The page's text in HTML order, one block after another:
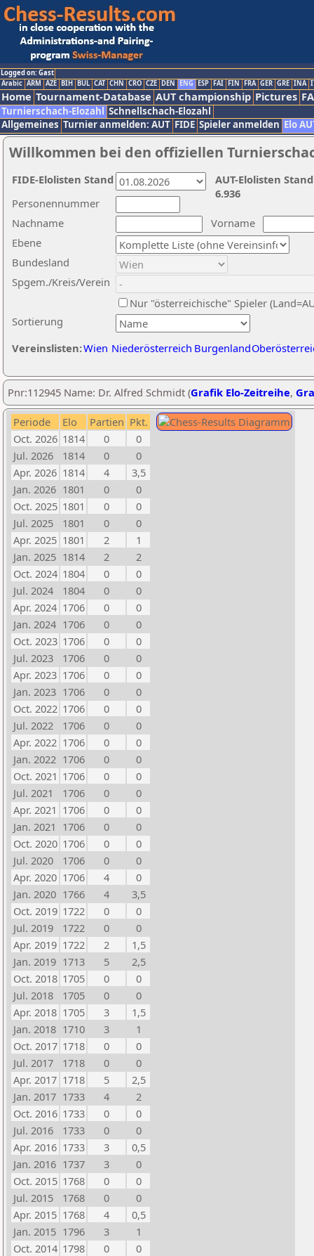
Logged on: Gast
Arabic ARM AZE BIH BUL CAT CHN CRO CZE DEN ENG ESP FAI FIN FRA GER GRE INA
Home Tournament-Database AUT championship Pictures
Turnierschach-Elozahl Schnellschach-Elozahl
Allgemeines Turnier anmelden: AUT FIDE Spieler anmelden Elo
Willkommen bei den offiziellen
Nachname
Vorname
Ebene
Sortierung
Personennummer
Bundesland
Spgem./Kreis/Verein
Nur "österreichische" Spieler
Vereinslisten:Wien Niederösterreich Burgenland
AUT-Elolisten
6.936
FIDE-Elolisten Stand
Pnr:112945 Name: Dr. Alfred Schmidt (Grafik Elo-Zeitreihe,
Periode Elo Partien Pkt.
Oct. 2026 1814 0
0
Jul. 2026
1814 0
0
Apr. 2026 1814 4
3,5
Jan. 2026 1801 0
0
Oct. 2025 1801 0
0
Jul. 2025
1801 0
0
Apr. 2025 1801 2
1
Jan. 2025 1814 2
2
Oct. 2024 1804 0
0
Jul. 2024
1804 0
0
Apr. 2024 1706 0
0
Jan. 2024 1706 0
0
Oct. 2023 1706 0
0
Jul. 2023
1706 0
0
Apr. 2023 1706 0
0
Jan. 2023 1706 0
0
Oct. 2022 1706 0
0
Jul. 2022
1706 0
0
Apr. 2022 1706 0
0
Jan. 2022 1706 0
0
Oct. 2021 1706 0
0
Jul. 2021
1706 0
0
Apr. 2021 1706 0
0
Jan. 2021 1706 0
0
Oct. 2020 1706 0
0
Jul. 2020
1706 0
0
Apr. 2020 1706 4
0
Jan. 2020 1766 4
3,5
Oct. 2019 1722 0
0
Jul. 2019
1722 0
0
Apr. 2019 1722 2
1,5
Jan. 2019 1713 5
2,5
Oct. 2018 1705 0
0
Jul. 2018
1705 0
0
Apr. 2018 1705 3
1,5
Jan. 2018 1710 3
1
Oct. 2017 1718 0
0
Jul. 2017
1718 0
0
Apr. 2017 1718 5
2,5
Jan. 2017 1733 4
2
Oct. 2016 1733 0
0
Jul. 2016
1733 0
0
Apr. 2016 1733 3
0,5
Jan. 2016 1737 3
0
Oct. 2015 1768 0
0
Jul. 2015
1768 0
0
Apr. 2015 1768 4
0,5
Jan. 2015 1796 3
1
Oct. 2014 1798 0
0